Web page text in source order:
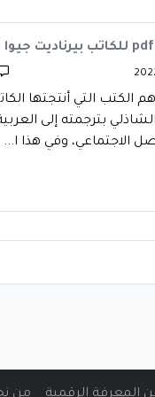
التي أنتجتها
بترجمته إلى
الاجتماعي، وفي هذا ا...